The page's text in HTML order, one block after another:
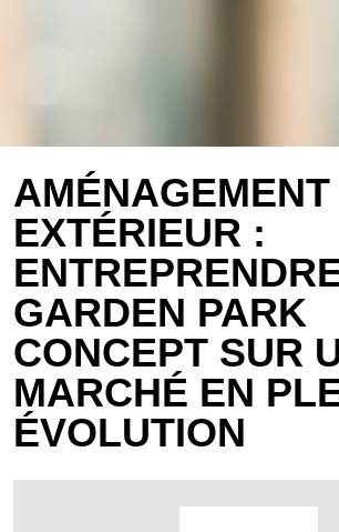
AMÉNAGEMENT
EXTÉRIEUR :
GARDEN PARK
CONCEPT SUR
MARCHÉ EN
ÉVOLUTION